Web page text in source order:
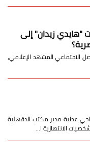
"هايدي زيدان" إلى
المشهد الإعلامي،
عطية مدير مكتب الدقهلية
الانتهازية ا…